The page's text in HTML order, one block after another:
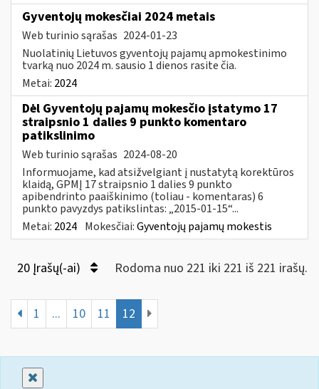
Gyventojų mokesčiai 2024 metais
Web turinio sąrašas 2024-01-23
Nuolatinių Lietuvos gyventojų pajamų apmokestinimo
tvarką nuo 2024 m. sausio 1 dienos rasite čia.
Metai: 2024
Dėl Gyventojų pajamų mokesčio įstatymo 17
straipsnio 1 dalies 9 punkto komentaro
patikslinimo
Web turinio sąrašas 2024-08-20
Informuojame, kad atsižvelgiant į nustatytą korektūros
klaidą, GPMĮ 17 straipsnio 1 dalies 9 punkto
apibendrinto paaiškinimo (toliau - komentaras) 6
punkto pavyzdys patikslintas: „2015-01-15“...
Metai: 2024 Mokesčiai:Gyventojų pajamų mokestis
20 Įrašų(-ai) Rodoma nuo 221 iki 221 iš 221 irašų.
1 ... 10 11 12